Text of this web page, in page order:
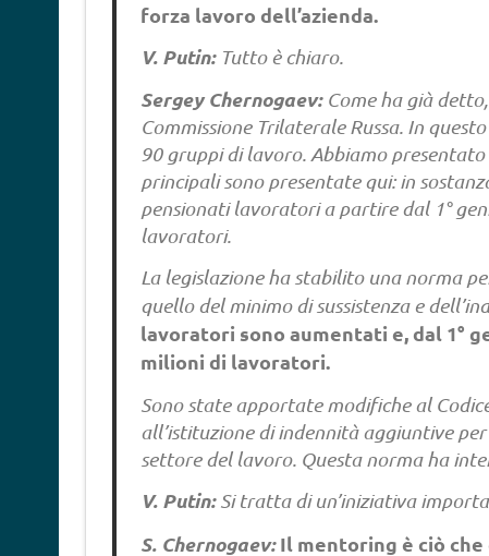
forza lavoro dell’azienda.
V. Putin:Tutto è chiaro.
Sergey Chernogaev:Come ha già
Commissione Trilaterale Russa. In
90 gruppi di lavoro. Abbiamo
principali sono presentate qui: in
pensionati lavoratori a partire dal 1°
lavoratori.
La legislazione ha stabilito una norma
quello del minimo di sussistenza e
lavoratori sono aumentati e, dal 1°
milioni di lavoratori.
Sono state apportate modifiche al
all’istituzione di indennità aggiuntive
settore del lavoro. Questa norma ha
V. Putin:Si tratta di un’iniziativa
S. Chernogaev: Il mentoring è ciò